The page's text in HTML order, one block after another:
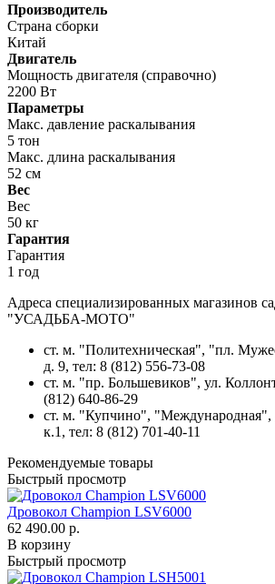
Производитель
Страна сборки
Китай
Двигатель
Мощность двигателя (справочно)
2200 Вт
Параметры
Макс. давление раскалывания
5 тон
Макс. длина раскалывания
52 см
Вес
Вес
50 кг
Гарантия
Гарантия
1 год
Адреса специализированных магазинов
"УСАДЬБА-МОТО"
ст. м. "Политехническая", "пл.
д. 9, тел: 8 (812) 556-73-08
ст. м. "пр. Большевиков", ул.
(812) 640-86-29
ст. м. "Купчино", "Международная",
к.1 , тел: 8 (812) 701-40-11
Рекомендуемые товары
Быстрый просмотр
Дровокол Champion LSV6000
62 490.00 р.
В корзину
Быстрый просмотр